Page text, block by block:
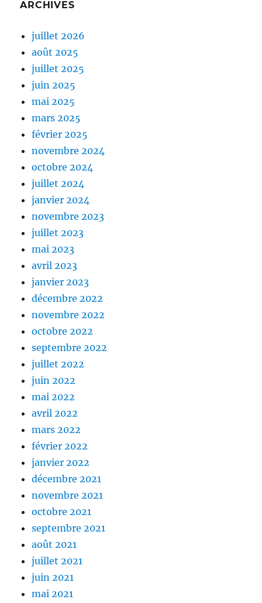
ARCHIVES
juillet 2026
août 2025
juillet 2025
juin 2025
mai 2025
mars 2025
février 2025
novembre 2024
octobre 2024
juillet 2024
janvier 2024
novembre 2023
juillet 2023
mai 2023
avril 2023
janvier 2023
décembre 2022
novembre 2022
octobre 2022
septembre 2022
juillet 2022
juin 2022
mai 2022
avril 2022
mars 2022
février 2022
janvier 2022
décembre 2021
novembre 2021
octobre 2021
septembre 2021
août 2021
juillet 2021
juin 2021
mai 2021